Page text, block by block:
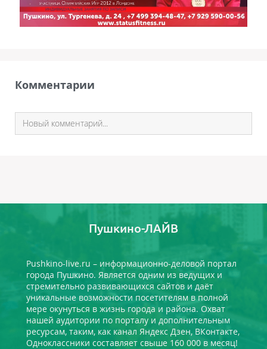
Комментарии
Пушкино-ЛАЙВ
Pushkino-live.ru – информационно-деловой портал
города Пушкино. Является одним из ведущих и
стремительно развивающихся сайтов и даёт
уникальные возможности посетителям в полной
мере окунуться в жизнь города и района. Охват
нашей аудитории по порталу и дополнительным
ресурсам, таким, как канал Яндекс Дзен, ВКонтакте,
Одноклассники составляет свыше 160 000 в месяц!